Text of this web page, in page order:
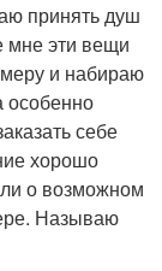
принять душ
мне эти вещи
и набираю
особенно
себе
хорошо
о возможном
Называю